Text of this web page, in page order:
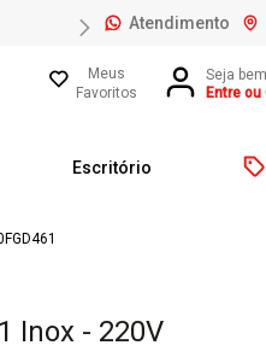
Atendimento
Meus
Favoritos
Entre
Escritório
Inox - 220V